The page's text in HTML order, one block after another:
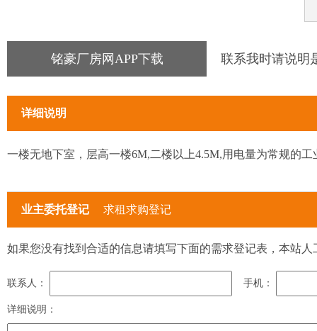
铭豪厂房网APP下载 联系我时请说明
详细说明
一楼无地下室，层高一楼6M,二楼以上4.5M,用电量为常规的工
业主委托登记 求租求购登记
如果您没有找到合适的信息请填写下面的需求登记表，本站
联系人： 手机：
详细说明：